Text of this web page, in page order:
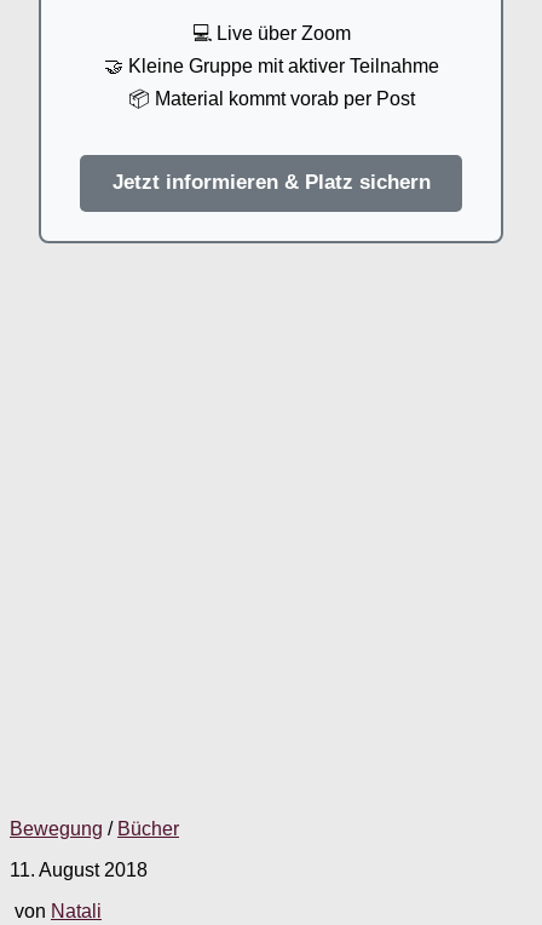
💻 Live über Zoom
🤝 Kleine Gruppe mit aktiver Teilnahme
📦 Material kommt vorab per Post
Jetzt informieren & Platz sichern
Bewegung / Bücher
11. August 2018
von Natali